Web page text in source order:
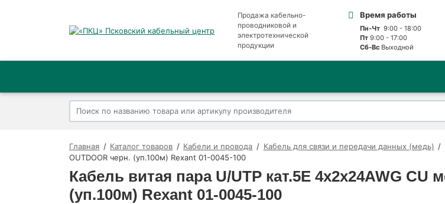
Продажа кабельно-
проводниковой и
электротехнической
продукции
Время работы
Пн-Чт9:00 - 18:00
Пт9:00 - 17:00
Сб-ВсВыходной
Главная Каталог товаров Кабели и провода Кабель для связи и передачи данных (медь)
OUTDOOR черн. (уп.100м) Rexant 01-0045-100
Кабель витая пара U/UTP кат.5E 4х2х24AWG CU
(уп.100м) Rexant 01-0045-100